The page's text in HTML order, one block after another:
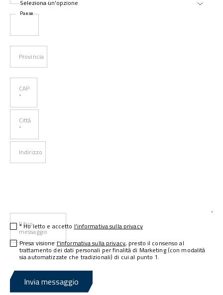
Paese
Provincia
CAP
*
Città
*
Indirizzo
Il tuo
messaggio
* Ho letto e accetto l'informativa sulla privacy
Presa visionel'informativa sulla privacy, presto il consenso al
trattamento dei dati personali per finalità di Marketing (con modalità
sia automatizzate che tradizionali) di cui al punto 1.
Invia messaggio